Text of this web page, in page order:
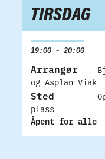
TIRSDAG
19:00 - 20:00
Arrangør
og Asplan Viak
Sted
plass
Åpent for alle